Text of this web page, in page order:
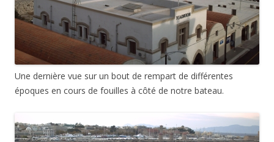
Une dernière vue sur un bout de rempart de différentes
époques en cours de fouilles à côté de notre bateau.